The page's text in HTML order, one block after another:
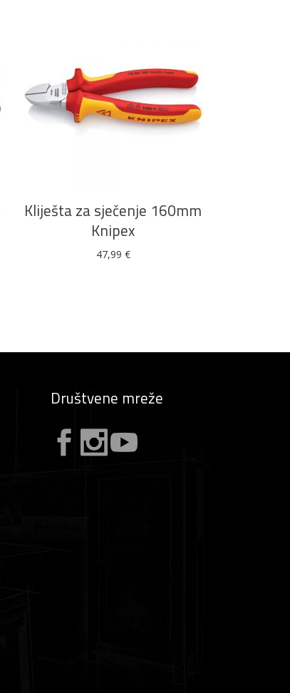
Kliješta za sječenje 160mm
Knipex
47,99 €
Društvene mreže